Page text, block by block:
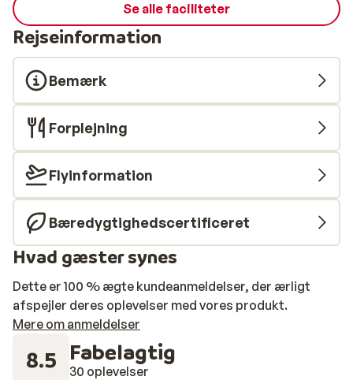
Se alle faciliteter
Rejseinformation
Bemærk
Forplejning
Flyinformation
Bæredygtighedscertificeret
Hvad gæster synes
Dette er 100 % ægte kundeanmeldelser, der ærligt
afspejler deres oplevelser med vores produkt.
Mere om anmeldelser
8.5 Fabelagtig
30 oplevelser